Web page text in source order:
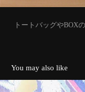
トートバッグやBOX
You may also like